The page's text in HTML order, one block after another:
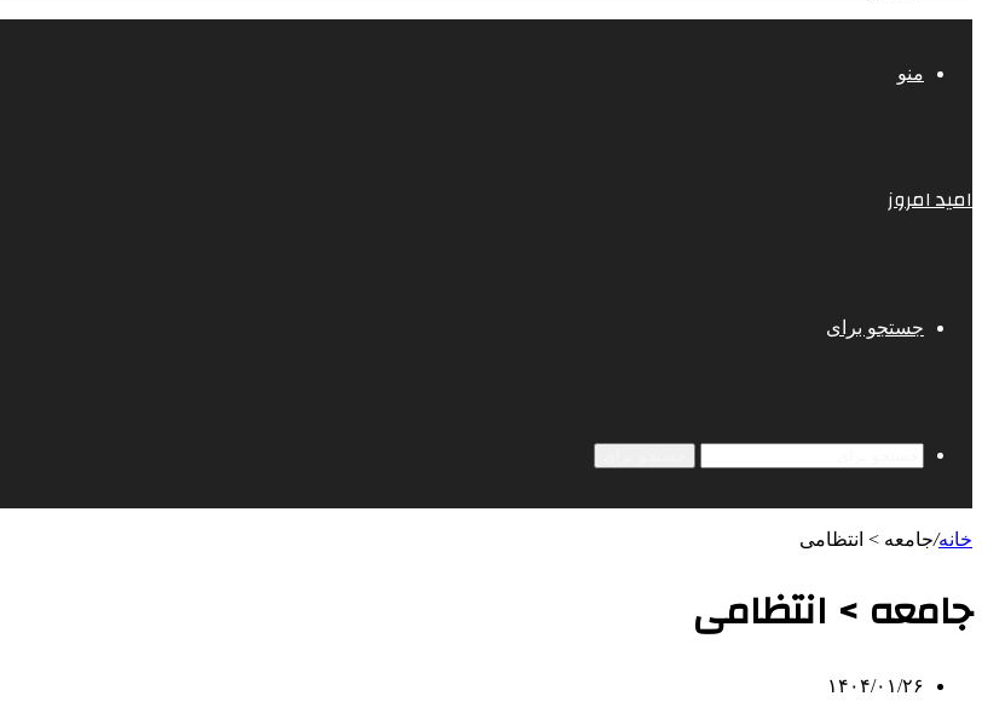
منو
امید امروز
جستجو برای
خانه/جامعه > انتظامی
جامعه > انتظامی
۱۴۰۴/۰۱/۲۶